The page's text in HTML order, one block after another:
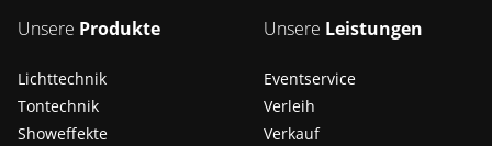
Unsere Produkte
Lichttechnik
Tontechnik
Showeffekte
Unsere Leistungen
Eventservice
Verleih
Verkauf